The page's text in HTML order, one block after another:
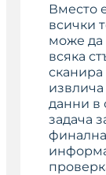
Вместо
всички
може да
всяка
сканира
данни в
задача